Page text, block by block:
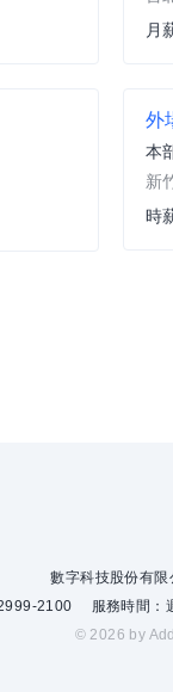
月
外
本
新
時
數字科技股份有限
2100
服務時間：
© 2026 by